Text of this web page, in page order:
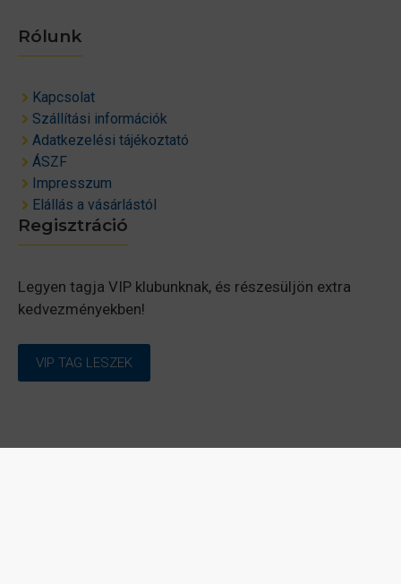
Rólunk
Kapcsolat
Szállítási információk
Adatkezelési tájékoztató
ÁSZF
Impresszum
Elállás a vásárlástól
Regisztráció
Legyen tagja VIP klubunknak, és részesüljön extra
kedvezményekben!
VIP TAG LESZEK